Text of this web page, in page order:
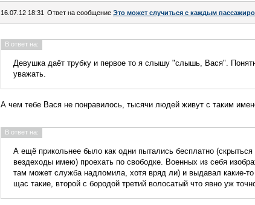
16.07.12 18:31 Ответ на сообщение Это может случиться с каждым
В ответ на:
Девушка даёт трубку и первое то я слышу "слышь, Вася".
уважать.
А чем тебе Вася не понравилось, тысячи людей живут с таким
В ответ на:
А ещё прикольнее было как одни пытались бесплатно
вездеходы имею) проехать по свободке. Военных из себя
там может служба надломила, хотя вряд ли) и выдавал какие-
щас такие, второй с бородой третий волосатый что явно уж